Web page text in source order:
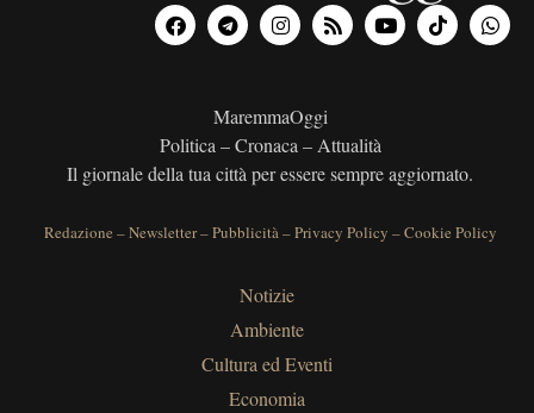
MaremmaOggi
Politica – Cronaca – Attualità
Il giornale della tua città per essere sempre aggiornato.
Redazione –Newsletter–Pubblicità–Privacy Policy –Cookie Policy
Notizie
Ambiente
Cultura ed Eventi
Economia